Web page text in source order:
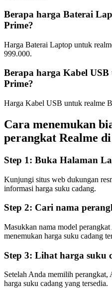
Berapa harga Baterai
Prime?
Harga Baterai Laptop untuk
999.000.
Berapa harga Kabel
Prime?
Harga Kabel USB untuk realme
Cara menemukan
perangkat Realme di
Step 1: Buka Halaman
Kunjungi situs web dukungan
informasi harga suku cadang.
Step 2: Cari nama
Masukkan nama model
menemukan harga suku cadang
Step 3: Lihat harga suku
Setelah Anda memilih perangkat,
harga suku cadang yang tersedia.